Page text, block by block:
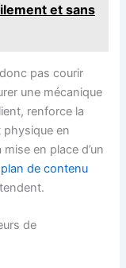
et sans
pas courir
une mécanique
renforce la
en
en place d’un
de contenu
de